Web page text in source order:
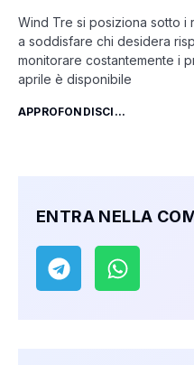
Wind Tre si posiziona sotto i
a soddisfare chi desidera
monitorare costantemente i
aprile è disponibile
APPROFONDISCI...
ENTRA NELLA